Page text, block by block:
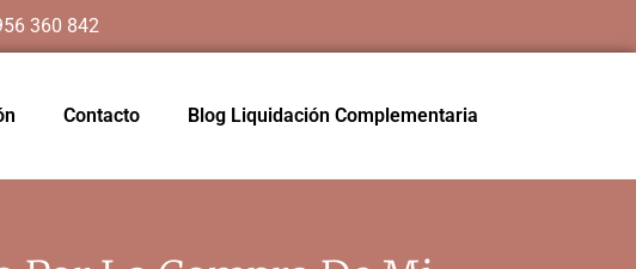
360 842
Contacto Blog Liquidación Complementaria